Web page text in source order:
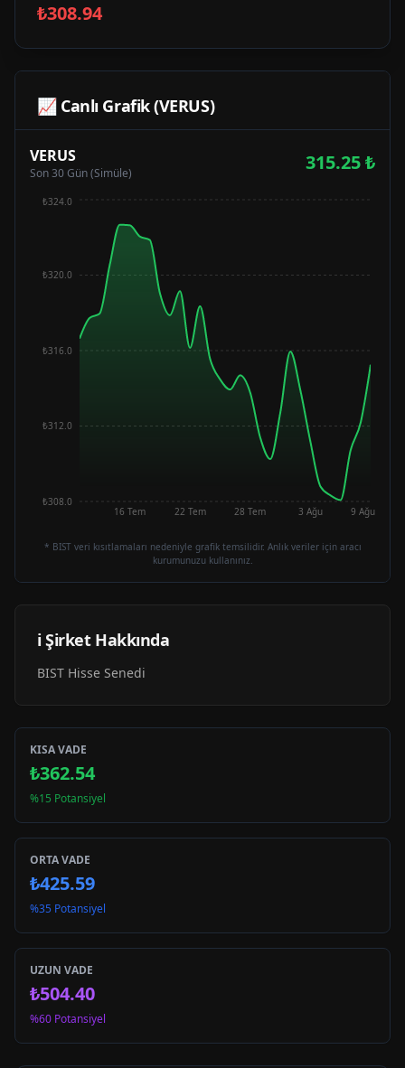
₺308.94
📈 Canlı Grafik (VERUS)
VERUS
Son 30 Gün (Simüle) 315.25₺
16 Tem 22 Tem 28 Tem 3 Ağu 9 Ağu
₺308.0
₺312.0
₺316.0
₺320.0
₺324.0
* BIST veri kısıtlamaları nedeniyle grafik temsilidir. Anlık veriler için aracı
kurumunuzu kullanınız.
ℹ️ Şirket Hakkında
BIST Hisse Senedi
KISA VADE
₺362.54
%15 Potansiyel
ORTA VADE
₺425.59
%35 Potansiyel
UZUN VADE
₺504.40
%60 Potansiyel